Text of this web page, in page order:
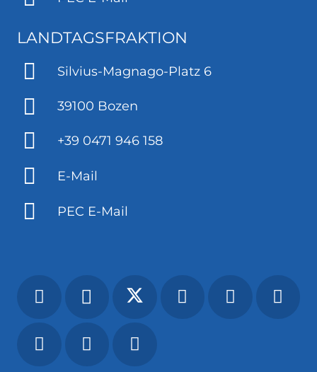
LANDTAGSFRAKTION
Silvius-Magnago-Platz 6
39100 Bozen
+39 0471 946 158
E-Mail
PEC E-Mail